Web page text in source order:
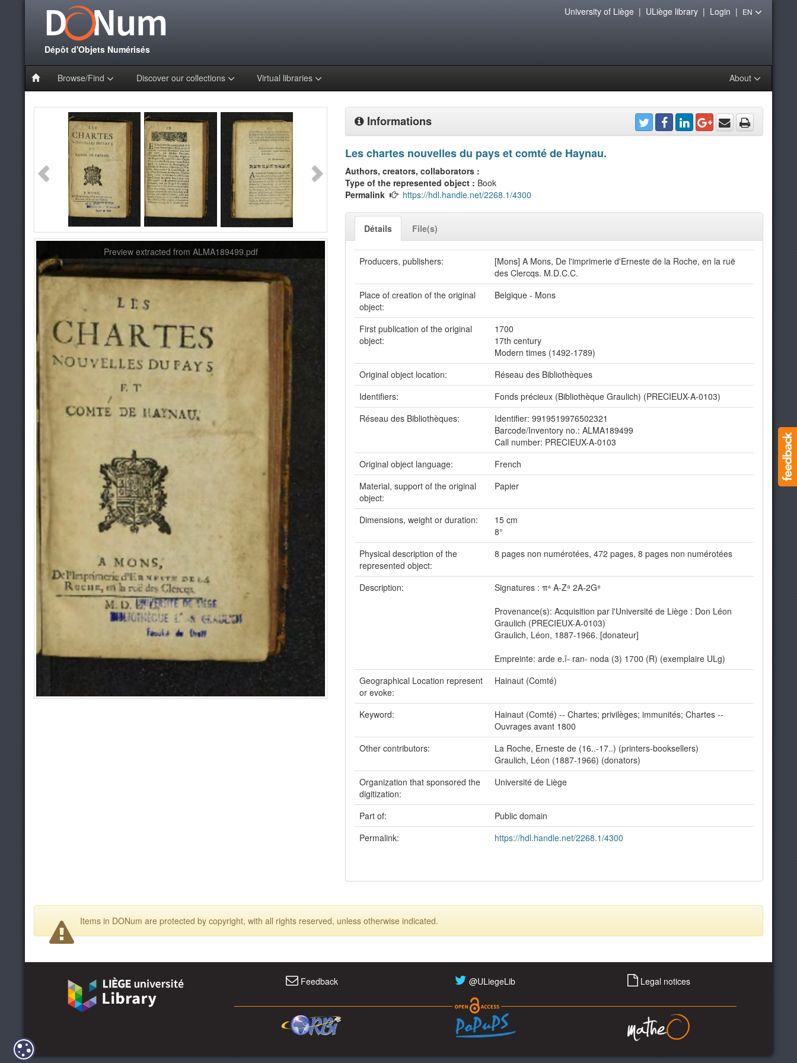
Dépôt d'Objets Numérisés
Browse/Find Discover our collections Virtual libraries About
University of Liège| ULiège library| Login | EN
Preview extracted from ALMA189499.pdf
Informations
Les chartes nouvelles du pays et comté de Haynau.
Authors, creators, collaborators :
Type of the represented object : Book
Permalink
https://hdl.handle.net/2268.1/4300
Détails File(s)
Producers, publishers:
[Mons] A Mons, De l'imprimerie d'Erneste de la Roche, en la ruë
des Clercqs. M.D.C.C.
Place of creation of the original
object:
Belgique - Mons
First publication of the original
object:
1700
17th century
Modern times (1492-1789)
Original object location:
Réseau des Bibliothèques
Identifiers:
Fonds précieux (Bibliothèque Graulich) (PRECIEUX-A-0103)
Réseau des Bibliothèques:
Identifier: 9919519976502321
Barcode/Inventory no.: ALMA189499
Call number: PRECIEUX-A-0103
Original object language:
French
Material, support of the original
object:
Papier
Dimensions, weight or duration:
15 cm
8°
Physical description of the
represented object:
8 pages non numérotées, 472 pages, 8 pages non numérotées
Description:
Signatures : π⁴ A-Z⁸ 2A-2G⁸
Provenance(s): Acquisition par l'Université de Liège : Don Léon
Graulich (PRECIEUX-A-0103)
Graulich, Léon, 1887-1966. [donateur]
Empreinte: arde e.î- ran- noda (3) 1700 (R) (exemplaire ULg)
Geographical Location represent
or evoke:
Hainaut (Comté)
Keyword:
Hainaut (Comté) -- Chartes; privilèges; immunités; Chartes --
Ouvrages avant 1800
Other contributors:
La Roche, Erneste de (16..-17..) (printers-booksellers)
Graulich, Léon (1887-1966) (donators)
Organization that sponsored the
digitization:
Université de Liège
Part of:
Public domain
Permalink:
https://hdl.handle.net/2268.1/4300
Items in DONum are protected by copyright, with all rights reserved, unless otherwise indicated.
Feedback @ULiegeLib Legal notices